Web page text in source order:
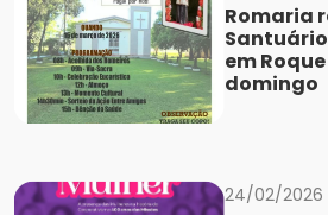
Romaria
em
domingo
24/02/2026